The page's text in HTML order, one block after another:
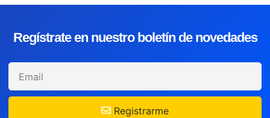
Regístrate en nuestro boletín de novedades
Registrarme